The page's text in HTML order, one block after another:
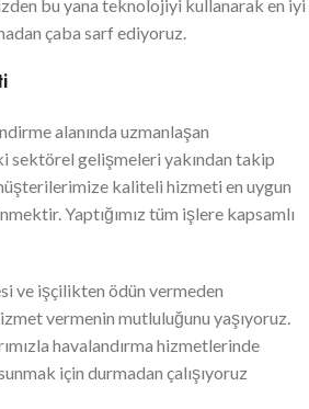
bu yana teknolojiyi kullanarak en iyi
çaba sarf ediyoruz.
alanında uzmanlaşan
sektörel gelişmeleri yakından takip
kaliteli hizmeti en uygun
Yaptığımız tüm işlere kapsamlı
ve işçilikten ödün vermeden
vermenin mutluluğunu yaşıyoruz.
havalandırma hizmetlerinde
için durmadan çalışıyoruz